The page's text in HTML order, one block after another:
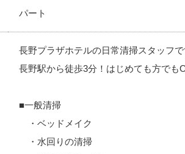
パート
長野プラザホテルの日常清掃スタッフで
長野駅から徒歩3分！はじめても方でも
■一般清掃
・ベッドメイク
・水回りの清掃